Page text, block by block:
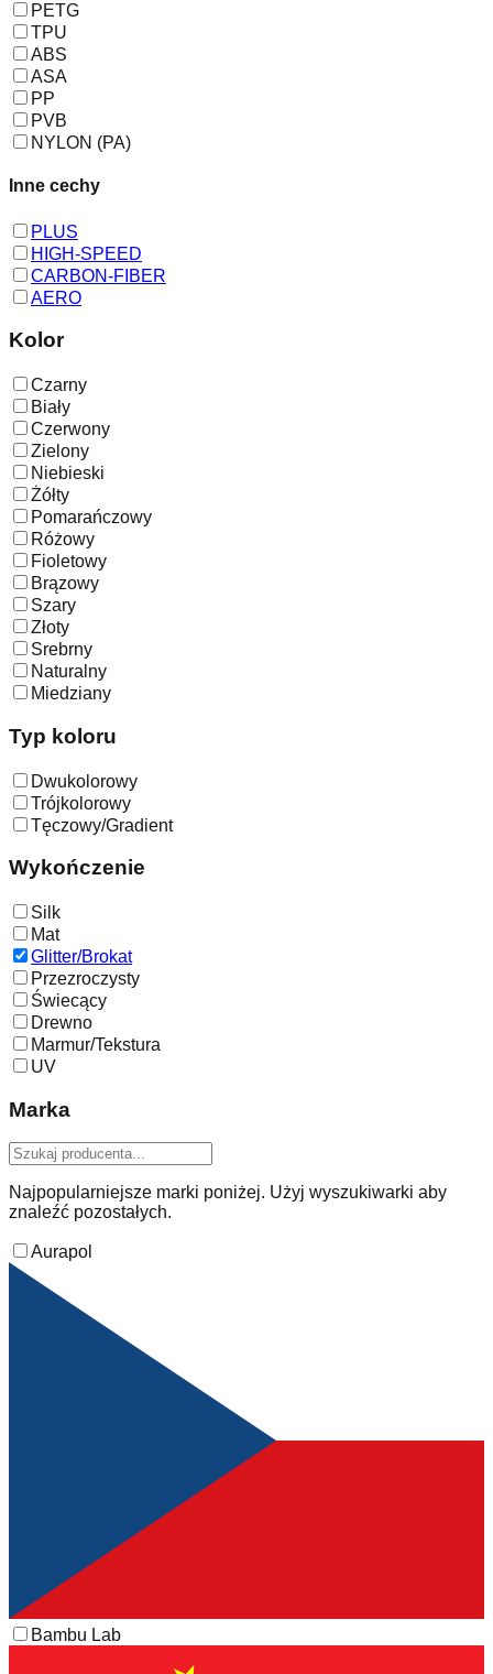
PETG
TPU
ABS
ASA
PP
PVB
NYLON (PA)
Inne cechy
PLUS
HIGH-SPEED
CARBON-FIBER
AERO
Kolor
Czarny
Biały
Czerwony
Zielony
Niebieski
Żółty
Pomarańczowy
Różowy
Fioletowy
Brązowy
Szary
Złoty
Srebrny
Naturalny
Miedziany
Typ koloru
Dwukolorowy
Trójkolorowy
Tęczowy/Gradient
Wykończenie
Silk
Mat
Glitter/Brokat
Przezroczysty
Świecący
Drewno
Marmur/Tekstura
UV
Marka
Najpopularniejsze marki poniżej. Użyj wyszukiwarki aby
znaleźć pozostałych.
Aurapol
Bambu Lab